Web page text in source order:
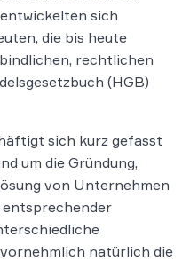
sich
die bis heute
rechtlichen
(HGB)
sich kurz gefasst
um die Gründung,
von Unternehmen
natürlich die